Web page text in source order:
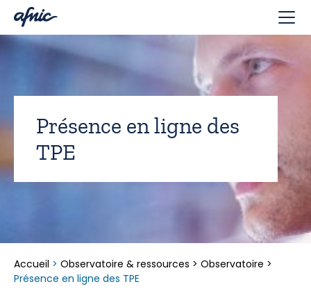
Présence en ligne des
TPE
Accueil > Observatoire & ressources > Observatoire >
Présence en ligne des TPE
Panneau de gestion des cookies